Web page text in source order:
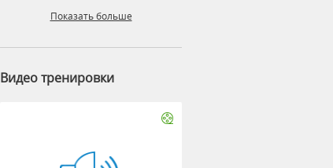
Показать больше
Видео тренировки